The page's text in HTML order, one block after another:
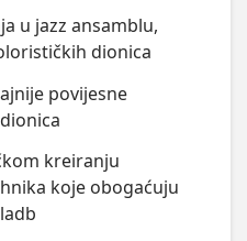
u jazz ansamblu,
dionica
povijesne
kreiranju
koje obogaćuju